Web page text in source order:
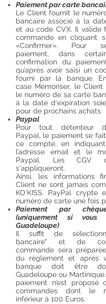
Paiement par carte
Le Client fournit le
bancaire associé à la
et au code CVX. Il valide
commande en cliquant
«Confirmer». Pour
paiement, dans
confirmation du
qu’après avoir saisi un
fourni par la banque.
case Mémoriser, le
le numéro de sa carte
à la date d'expiration
pour de prochains achats.
Paypal
Pour tout détenteur
Paypal, le paiement se
ce compte, en
l’adresse email et le
Paypal. Les CGV
s'appliqueront.
Ainsi, les informations
Client ne sont jamais
KO'KISS. PayPal crypte
numéro de carte une fois
Paiement par
(uniquement si vous
Guadeloupe)
Il suffit de
bancaire" et de
commande sera
du règlement et après
banque doit être
Guadeloupe ou
paiement n’est proposé
commandes dont le
inférieur à 100 Euros.